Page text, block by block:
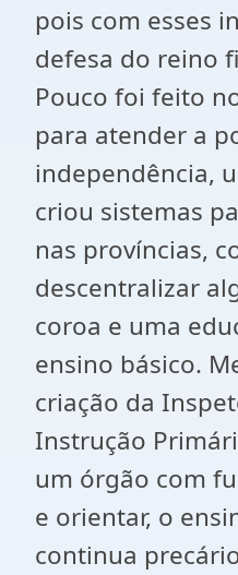
pois com esses
defesa do reino
Pouco foi feito
para atender a
independência,
criou sistemas
nas províncias,
descentralizar
coroa e uma
ensino básico.
criação da
Instrução
um órgão com
e orientar, o
continua